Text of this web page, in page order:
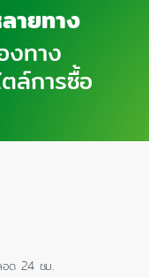
ายทาง
งทาง
ล์การซื้อ
อด 24 ชม.